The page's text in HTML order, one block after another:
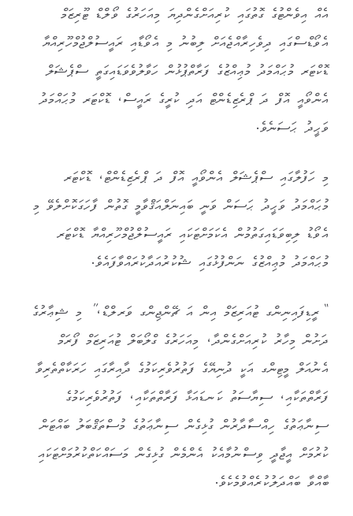
އެއް އިވެންޓުގެ ގޮތުގައި ކުރިއަށްގެންދިޔަ މިއަހަރުގެ ވޯލްޑް ޓޫރިޒަމް
އެވޯޑްސްގައި ދިވެހިރާއްޖެއަށް ލިބުނު މި އެވޯޑާއި ރައީސުލްޖުމްހޫރިއްޔާ
ޑޮކްޓަރ މުޙައްމަދު މުޢިއްޒުގެ ފަރާތްޕުޅުން ހަވާލުވެވަޑައިގަތީ ސްޕެޝަލް
އެންވޯއީ އޮފް ދަ ޕްރެޒިޑެންޓް އަދި ކުރީގެ ރައީސް، ޑޮކްޓަރ މުޙައްމަދު
ވަޙީދު ޙަސަނެވެ.
މި ހަފުލާގައި ސްޕެޝަލް އެންވޯއީ އޮފް ދަ ޕްރެޒިޑެންޓް، ޑޮކްޓަރ
މުޙައްމަދު ވަޙީދު ޙަސަން ވަނީ ބައިނަލްއަޤްވާމީ ގޮތުން ފާހަގަކޮށްލެވޭ މި
އެވޯޑު ލިބިވަޑައިގަތުމުން އެކަމަށްޓަކައި ރައީސުލްޖުމްހޫރިއްޔާ ޑޮކްޓަރ
މުޙައްމަދު މުޢިއްޒުގެ ނަންފުޅުގައި ޝުކުރުއަދާކުރައްވާފައެވެ.
“ރީޑިފައިނިންގ ޓުއަރިޒަމް އިން އަ ޗޭންޖިންގ ވަރލްޑް،” މި ޝިޢާރުގެ
ދަށުން މިހާރު ކުރިއަށްގެންދާ، މިއަހަރުގެ ގްލޯބަލް ޓުއަރިޒަމް ފޯރަމް
އެނުއަލް މީޓިންގ އަކީ ދުނިޔޭގެ ފަތުރުވެރިކަމުގެ ދާއިރާގައި ހަރަކާތްތެރިވާ
ފަރާތްތަކާއި، ސިޔާސަތު ކަނޑައަޅާ ފަރާތްތަކާއި، ފަތުރުވެރިކަމުގެ
ސިނާޢަތުގެ ހިއްސާދާރުން ގުޅިގެން ސިނާޢަތުގެ މުސްތަޤްބަލު ބައްޓަން
ކުރުމަށް އީޖާދީ ވިސްނުމާއެކު އެންމެން ގުޅިގެން މަސައްކަތްކުރުމަށްޓަކައި
ބާއްވާ ބައްދަލުކުރެއްވުމެކެވެ.